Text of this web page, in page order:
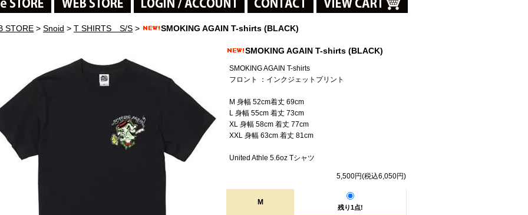
STORE > Snoid > T SHIRTS S/S > SMOKING AGAIN T-shirts (BLACK)
SMOKING AGAIN T-shirts (BLACK)
SMOKING AGAIN T-shirts
フロント ：インクジェットプリント
M 身幅 52cm着丈 69cm
L 身幅 55cm 着丈 73cm
XL 身幅 58cm 着丈 77cm
XXL 身幅 63cm 着丈 81cm
United Athle 5.6oz Tシャツ
5,500円(税込6,050円)
M
残り1点!